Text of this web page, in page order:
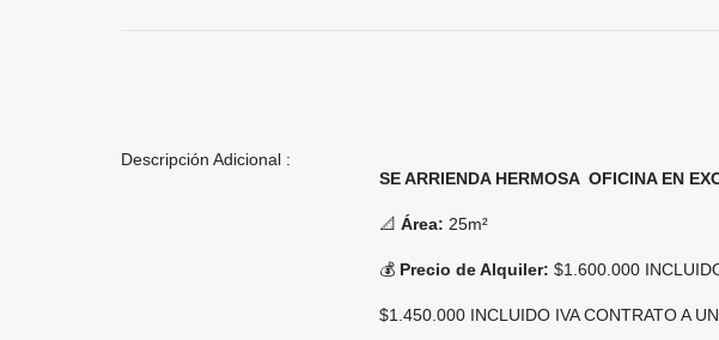
Descripción Adicional :
SE ARRIENDA HERMOSA OFICINA EN
📐 Área: 25m²
💰 Precio de Alquiler: $1.600.000
$1.450.000 INCLUIDO IVA CONTRATO A